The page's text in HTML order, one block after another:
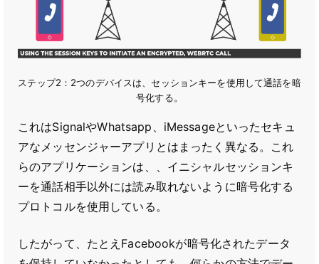
ステップ2：2つのデバイスは、セッションキーを使用して通話を暗
号化する。
これはSignalやWhatsapp、iMessageといったセキュ
アなメッセンジャーアプリとはまったく異なる。これ
らのアプリケーションは、、イニシャルセッションキ
ーを通話相手以外には読み取れないように暗号化する
プロトコルを使用している。
したがって、たとえFacebookが暗号化されたデータ